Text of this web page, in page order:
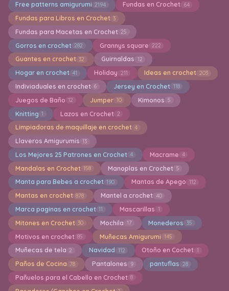
Free patterns amigurumi 2194 Fundas en Crochet 64
Fundas para Libros en Crochet 3
Fundas para Macetas en Crochet 25
Gorros en crochet 282 Grannys square 222
Guantes en crochet 32 Guirnaldas 12
Hogar en crochet 41 Holiday 211 Ideas en crochet 203
Indiviaduales en crochet 6 Jersey en Crochet 118
Juegos de Baño 12 Jumper 10 Kimonos 5
Knitting 1 Lazos en Crochet 2
Limpiadoras de maquillaje en crochet 4
Llaveros Amigurumis 13
Los Mejores 25 Patrones en Crochet 4 Macrame 4
Mandalas en Crochet 158 Manoplas en Crochet 5
Manta para Bebes a crochet 190 Mantas de Apego 112
Mantas en crochet 878 Mantel a crochet 40
Marca paginas en crochet 11 Mascarillas 1
Mitones en Crochet 30 Mochila 17 Monederos 35
Motivos en crochet 85 Muñecas Amigurumi 145
Muñecas de tela 2 Navidad 112 Otoño en Cochet 1
Paños de Cocina 78 Pantalones 9 pantuflas 28
Pañuelos para el Cabello en Crochet 8